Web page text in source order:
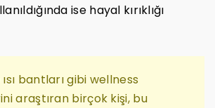
ise hayal kırıklığı
bantları gibi wellness
araştıran birçok kişi, bu